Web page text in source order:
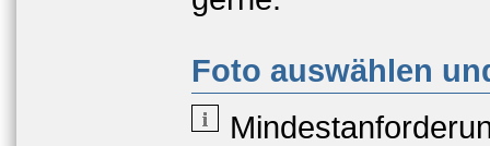
Foto auswählen